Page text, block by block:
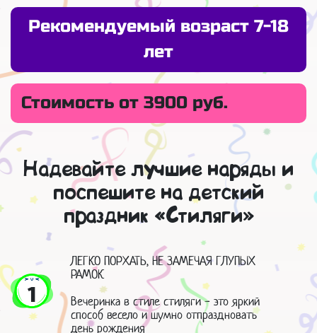
Рекомендуемый возраст 7-18
лет
Стоимость от 3900 руб.
Надевайте лучшие наряды и
поспешите на детский
праздник «Стиляги»
1
ЛЕГКО ПОРХАТЬ, НЕ ЗАМЕЧАЯ ГЛУПЫХ
РАМОК
Вечеринка в стиле стиляги - это яркий
способ весело и шумно отпраздновать
день рождения